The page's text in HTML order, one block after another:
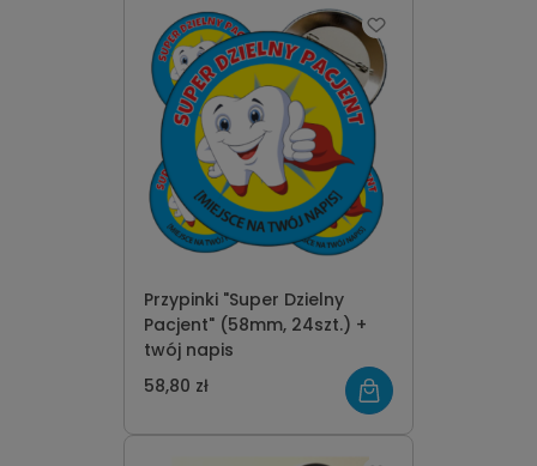
Przypinki "Super Dzielny
Pacjent" (58mm, 24szt.) +
twój napis
58,80 zł